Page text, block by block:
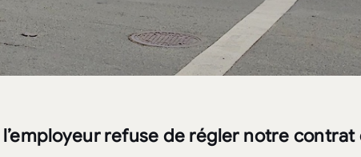
refuse de régler notre contrat